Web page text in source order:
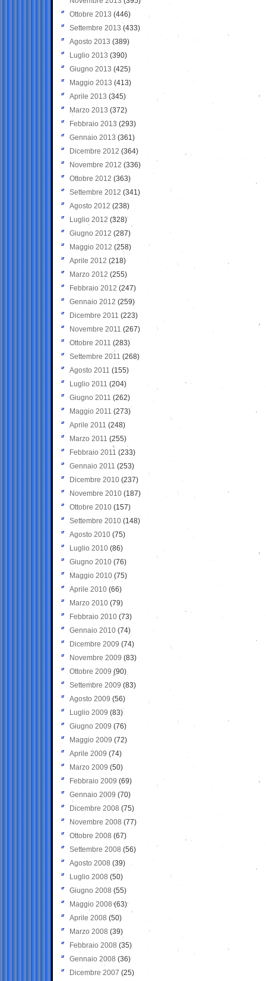
Ottobre 2013 (446)
Settembre 2013 (433)
Agosto 2013 (389)
Luglio 2013 (390)
Giugno 2013 (425)
Maggio 2013 (413)
Aprile 2013 (345)
Marzo 2013 (372)
Febbraio 2013 (293)
Gennaio 2013 (361)
Dicembre 2012 (364)
Novembre 2012 (336)
Ottobre 2012 (363)
Settembre 2012 (341)
Agosto 2012 (238)
Luglio 2012 (328)
Giugno 2012 (287)
Maggio 2012 (258)
Aprile 2012 (218)
Marzo 2012 (255)
Febbraio 2012 (247)
Gennaio 2012 (259)
Dicembre 2011 (223)
Novembre 2011 (267)
Ottobre 2011 (283)
Settembre 2011 (268)
Agosto 2011 (155)
Luglio 2011 (204)
Giugno 2011 (262)
Maggio 2011 (273)
Aprile 2011 (248)
Marzo 2011 (255)
Febbraio 2011 (233)
Gennaio 2011 (253)
Dicembre 2010 (237)
Novembre 2010 (187)
Ottobre 2010 (157)
Settembre 2010 (148)
Agosto 2010 (75)
Luglio 2010 (86)
Giugno 2010 (76)
Maggio 2010 (75)
Aprile 2010 (66)
Marzo 2010 (79)
Febbraio 2010 (73)
Gennaio 2010 (74)
Dicembre 2009 (74)
Novembre 2009 (83)
Ottobre 2009 (90)
Settembre 2009 (83)
Agosto 2009 (56)
Luglio 2009 (83)
Giugno 2009 (76)
Maggio 2009 (72)
Aprile 2009 (74)
Marzo 2009 (50)
Febbraio 2009 (69)
Gennaio 2009 (70)
Dicembre 2008 (75)
Novembre 2008 (77)
Ottobre 2008 (67)
Settembre 2008 (56)
Agosto 2008 (39)
Luglio 2008 (50)
Giugno 2008 (55)
Maggio 2008(63)
Aprile 2008 (50)
Marzo 2008 (39)
Febbraio 2008 (35)
Gennaio 2008 (36)
Dicembre 2007 (25)